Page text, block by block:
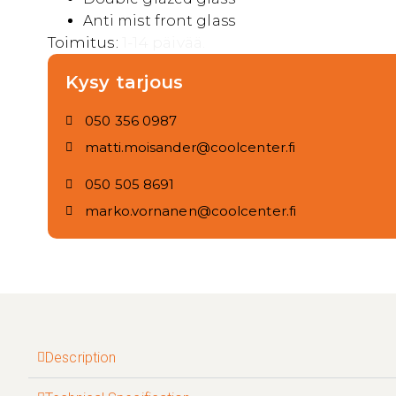
Anti mist front glass
Toimitus:
Kysy tarjous
050 356 0987
matti.moisander@coolcenter.fi
050 505 8691
marko.vornanen@coolcenter.fi
Description